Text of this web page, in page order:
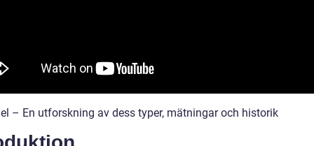
– En utforskning av dess typer, mätningar och historik